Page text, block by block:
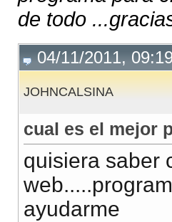
de todo
04/11/2011,
JOHNCALSINA
cual es el mejor
quisiera saber
ayudarme